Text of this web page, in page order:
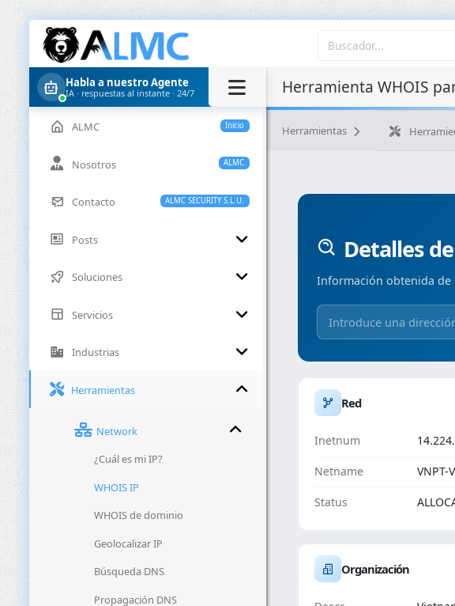
Habla a nuestro Agente
IA · respuestas al instante · 24/7
Inicio
ALMC
ALMC
Nosotros
ALMC SECURITY S.L.U.
Contacto
Posts
Soluciones
Servicios
Industrias
Herramientas
Network
¿Cuál es mi IP?
WHOIS IP
WHOIS de dominio
Geolocalizar IP
Búsqueda DNS
Propagación DNS
Herramienta WHOIS
Herramientas
Detalles
Información obtenida
Red
Inetnum
Netname VNPT-
Status
Organización